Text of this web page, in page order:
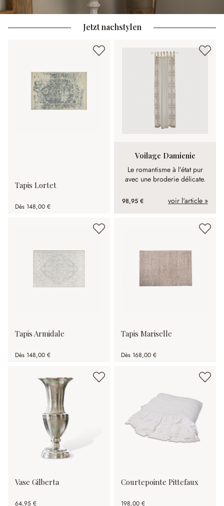
Jetzt nachstylen
Tapis Lortet
Dès 148,00 €
Voilage Damienie
Le romantisme à l’état pur
avec une broderie délicate.
98,95 € voir l'article »
Tapis Armidale
Dès 148,00 €
Tapis Mariselle
Dès 168,00 €
Vase Gilberta
64,95 €
Courtepointe Pittefaux
198,00 €